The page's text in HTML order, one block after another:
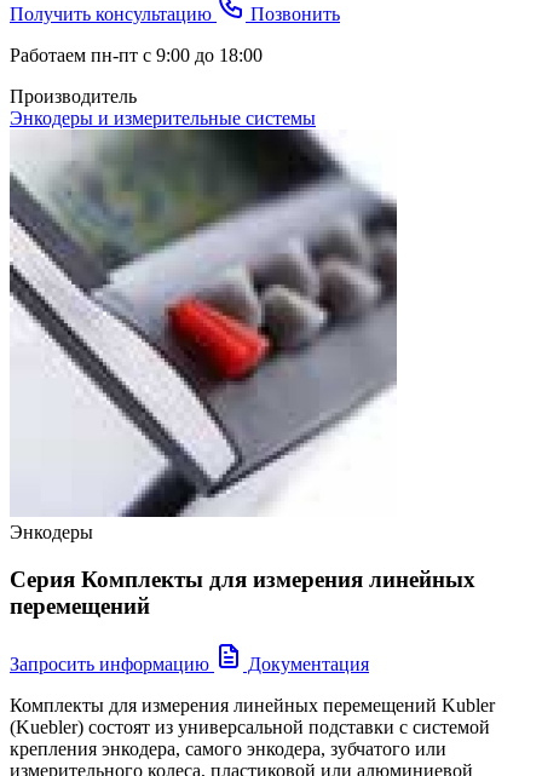
Получить консультацию
Позвонить
Работаем пн-пт с 9:00 до 18:00
Производитель
Энкодеры и измерительные системы
Энкодеры
Серия Комплекты для измерения линейных
перемещений
Запросить информацию
Документация
Комплекты для измерения линейных перемещений Kubler
(Kuebler) состоят из универсальной подставки с системой
крепления энкодера, самого энкодера, зубчатого или
измерительного колеса, пластиковой или алюминиевой